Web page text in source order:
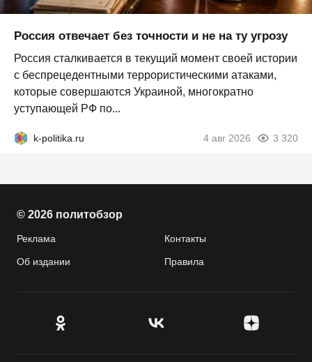
Россия отвечает без точности и не на ту угрозу
Россия сталкивается в текущий момент своей истории
с беспрецедентными террористическими атаками,
которые совершаются Украиной, многократно
уступающей РФ по...
k-politika.ru 4 авг 2026 3 320
© 2026 политобзор
Реклама Контакты
Об издании Правила